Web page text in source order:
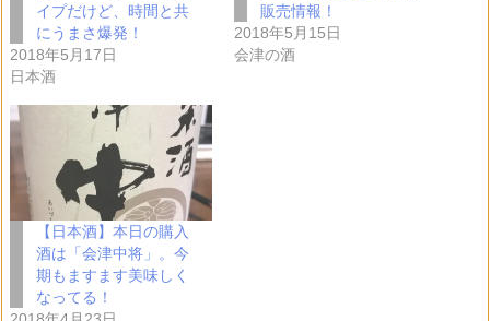
イプだけど、時間と共
にうまさ爆発！
2018年5月17日
日本酒
販売情報！
2018年5月15日
会津の酒
【日本酒】本日の購入
酒は「会津中将」。今
期もますます美味しく
なってる！